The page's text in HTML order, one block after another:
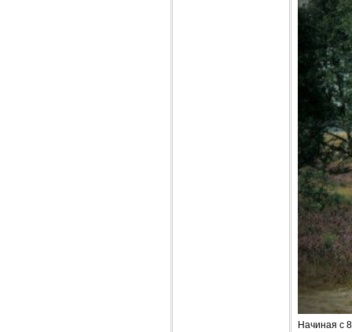
Начиная с